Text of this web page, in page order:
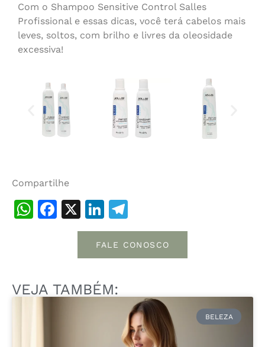
Com o Shampoo Sensitive Control Salles
Profissional e essas dicas, você terá cabelos mais
leves, soltos, com brilho e livres da oleosidade
excessiva!
Compartilhe
WhatsApp
Facebook
X LinkedIn
FALE CONOSCO
VEJA TAMBÉM:
BELEZA